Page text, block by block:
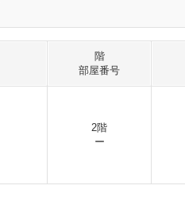
階
部屋番号
2階
ー